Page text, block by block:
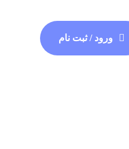
ورود / ثبت نام